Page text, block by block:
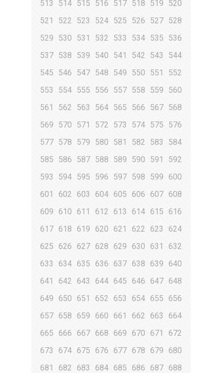
513 514 515 516 517 518 519
520
521
522 523 524 525 526 527 528
529
530 531 532 533 534 535
536
537 538 539 540 541 542 543
544
545
546 547 548 549 550 551
552
553
554 555 556 557 558 559
560
561
562 563 564 565 566 567 568
569
570 571 572 573 574 575
576
577 578 579 580 581 582 583
584
585
586 587 588 589 590 591
592
593
594 595 596 597 598 599
600
601
602 603 604 605 606 607 608
609
610 611 612 613 614 615
616
617 618 619 620 621 622 623
624
625
626 627 628 629 630 631
632
633
634 635 636 637 638 639 640
641
642 643 644 645 646 647 648
649
650 651 652 653 654 655 656
657 658 659 660 661 662 663
664
665
666 667 668 669 670 671
672
673
674 675 676 677 678 679
680
681
682 683 684 685 686 687 688